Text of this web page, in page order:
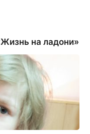
на ладони»